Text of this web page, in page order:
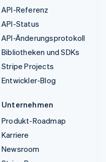
API-Referenz
API-Status
API-Änderungsprotokoll
Bibliotheken und SDKs
Stripe Projects
Entwickler-Blog
Unternehmen
Produkt-Roadmap
Karriere
Newsroom